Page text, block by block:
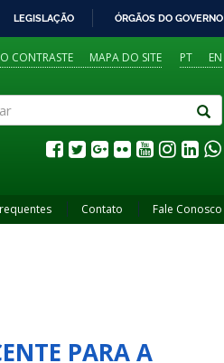
LEGISLAÇÃO ÓRGÃOS DO GOVERNO
PT EN
CONTRASTE MAPA DO SITE
Contato Fale Conosco
PARA A